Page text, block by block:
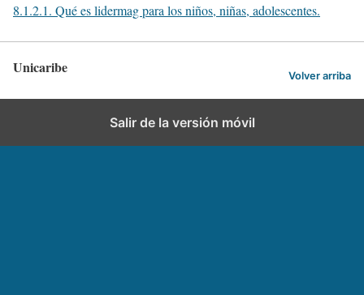
8.1.2.1. Qué es lidermag para los niños, niñas, adolescentes.
Unicaribe Volver arriba
Salir de la versión móvil